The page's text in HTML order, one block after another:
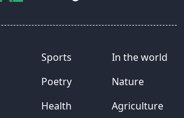
Sports
Poetry
Health
In the world
Nature
Agriculture